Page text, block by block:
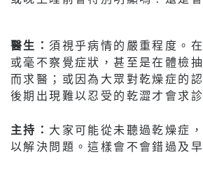
醫生： 須視乎病情的嚴重程度。
或毫不察覺症狀，甚至是在體檢
而求醫；或因為大眾對乾燥症的
後期出現難以忍受的乾澀才會求診
主持： 大家可能從未聽過乾燥症
以解決問題。這樣會不會錯過及